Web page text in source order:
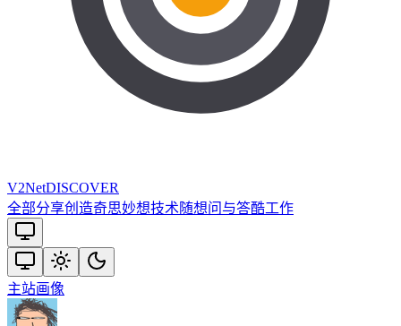
V2NetDISCOVER
全部分享创造奇思妙想技术随想问与答酷工作
主站画像